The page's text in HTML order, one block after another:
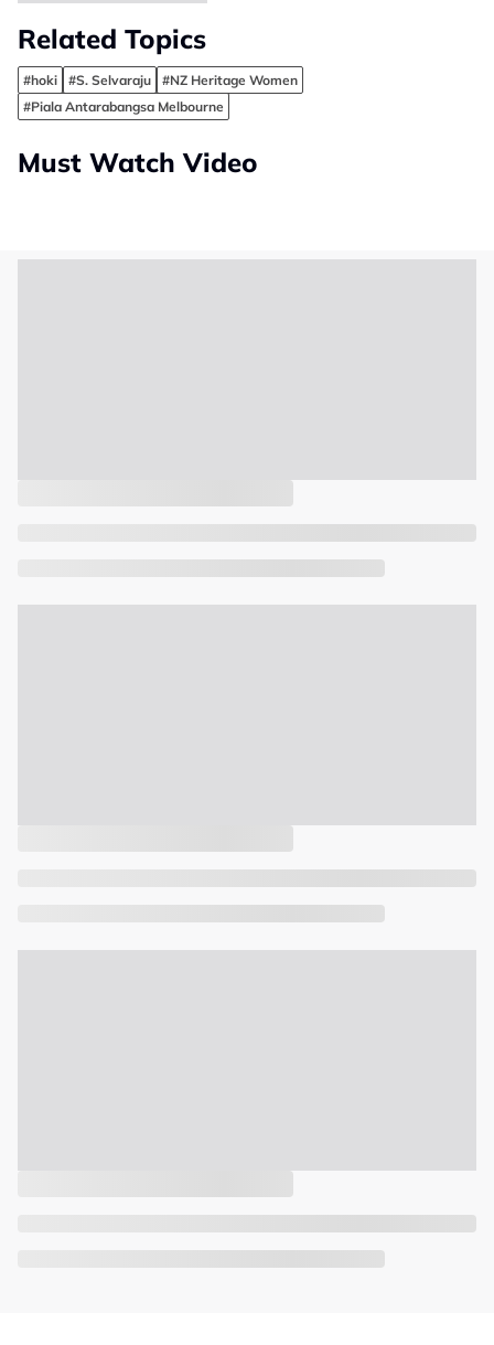
Related Topics
#hoki #S. Selvaraju
#NZ Heritage Women
#Piala Antarabangsa Melbourne
Must Watch Video